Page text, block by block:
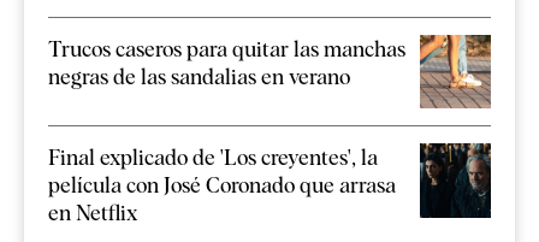
Trucos caseros para quitar las manchas
negras de las sandalias en verano
Final explicado de 'Los creyentes', la
película con José Coronado que arrasa
en Netflix